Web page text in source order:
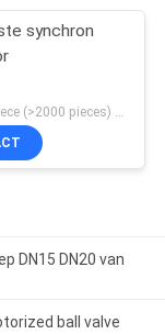
synchron
DN15 DN20 van
ball valve